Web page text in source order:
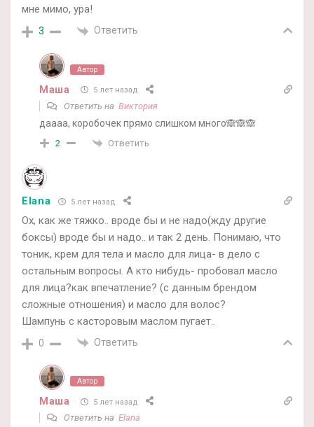
мне мимо, ура!
3 Ответить
Автор
Маша 5 лет назад
Ответить на Виктория
даааа, коробочек прямо слишком много🙈🙈🙈
2 Ответить
Elana 5 лет назад
Ох, как же тяжко.. вроде бы и не надо(жду другие
боксы) вроде бы и надо.. и так 2 день. Понимаю, что
тоник, крем для тела и масло для лица- в дело с
остальным вопросы. А кто нибудь- пробовал масло
для лица?как впечатление? (с данным брендом
сложные отношения) и масло для волос?
Шампунь с касторовым маслом пугает..
0 Ответить
Автор
Маша 5 лет назад
Ответить на Elana